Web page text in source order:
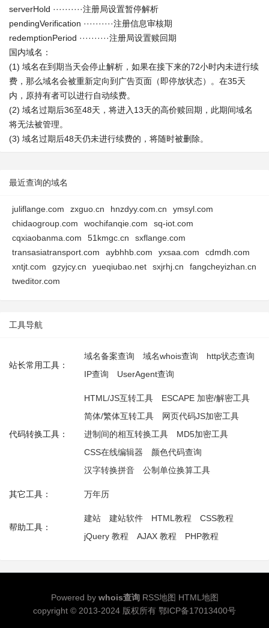
serverHold ··········注册局设置暂停解析
pendingVerification ··········注册信息审核期
redemptionPeriod ··········注册局设置赎回期
国内域名：
(1) 域名在到期当天会停止解析，如果在接下来的72小时内未进行续
费，那么域名会被重新定向到广告页面（即停放状态）。在35天
内，原持有者可以进行自动续费。
(2) 域名过期后36至48天，将进入13天的高价赎回期，此期间域名
将无法被管理。
(3) 域名过期后48天仍未进行续费的，将随时被删除。
最近查询的域名
juliflange.com zxguo.cn hnzdyy.com.cn
ymsyl.com
chidaogroup.com
wochifanqie.com
sq-iot.com
cqxiaobanma.com
51kmgc.cn
sxflange.com
transasiatransport.com
aybhhb.com yxsaa.com
cdmdh.com
xntjt.com
gzyjcy.cn yueqiubao.net sxjrhj.cn
fangcheyizhan.cn
tweditor.com
工具导航
站长常用工具：
域名备案查询 域名whois查询
http状态查询
IP查询
UserAgent查询
代码转换工具：
HTML/JS互转工具
ESCAPE 加密/解密工具
简体/繁体互转工具
网页代码JS加密工具
进制间的相互转换工具
MD5加密工具
CSS在线编辑器
颜色代码查询
汉字转换拼音
公制单位换算工具
其它工具： 万年历
帮助工具：
建站 建站软件 HTML教程
CSS教程
jQuery 教程
AJAX 教程 PHP教程
Powered by whois查询 RSS地图 HTML地图
copyright © 2013-2024 版权所有 鄂ICP备17013400号